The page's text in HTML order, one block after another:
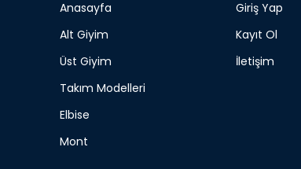
Anasayfa
Alt Giyim
Üst Giyim
Takım Modelleri
Elbise
Mont
Giriş Yap
Kayıt Ol
İletişim